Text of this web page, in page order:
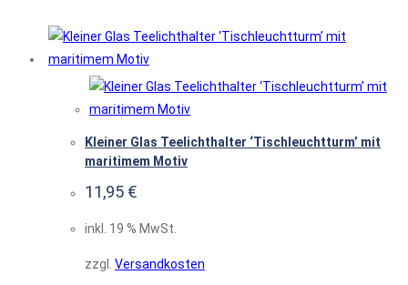
Kleiner Glas Teelichthalter ‘Tischleuchtturm’ mit
maritimem Motiv
11,95 €
inkl. 19 % MwSt.
zzgl. Versandkosten